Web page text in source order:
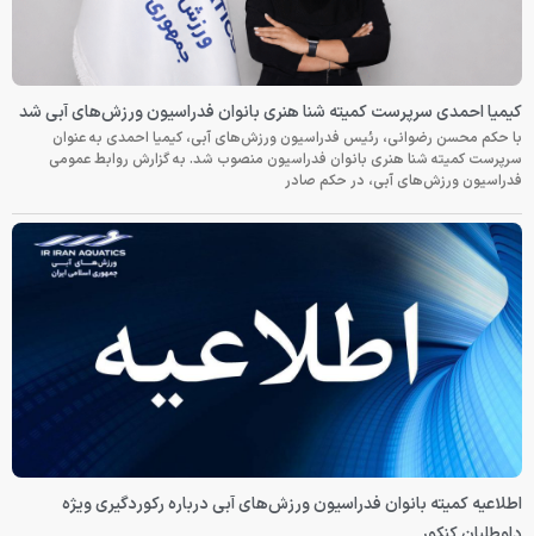
کیمیا احمدی سرپرست کمیته شنا هنری بانوان فدراسیون ورزش‌های آبی شد
با حکم محسن رضوانی، رئیس فدراسیون ورزش‌های آبی، کیمیا احمدی به عنوان
سرپرست کمیته شنا هنری بانوان فدراسیون منصوب شد. به گزارش روابط عمومی
فدراسیون ورزش‌های آبی، در حکم صادر
اطلاعیه کمیته بانوان فدراسیون ورزش‌های آبی درباره رکوردگیری ویژه